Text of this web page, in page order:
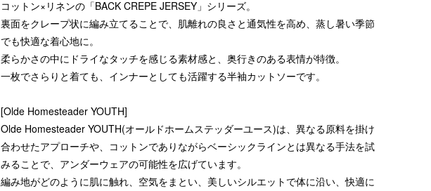
コットン×リネンの「BACK CREPE JERSEY」シリーズ。
裏面をクレープ状に編み立てることで、肌離れの良さと通気性を高め、蒸し暑い季節
でも快適な着心地に。
柔らかさの中にドライなタッチを感じる素材感と、奥行きのある表情が特徴。
一枚でさらりと着ても、インナーとしても活躍する半袖カットソーです。
[Olde Homesteader YOUTH]
Olde Homesteader YOUTH(オールドホームステッダーユース)は、異なる原料を掛け
合わせたアプローチや、コットンでありながらベーシックラインとは異なる手法を試
みることで、アンダーウェアの可能性を広げています。
編み地がどのように肌に触れ、空気をまとい、美しいシルエットで体に沿い、快適に